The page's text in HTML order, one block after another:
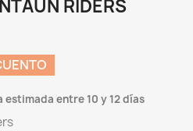
RIDERS
estimada entre 10 y 12 días